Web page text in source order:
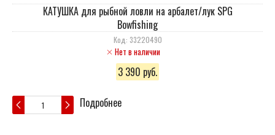
КАТУШКА для рыбной ловли на арбалет/лук SPG
Bowfishing
Код: 33220490
Нет в наличии
3 390 руб.
Подробнее